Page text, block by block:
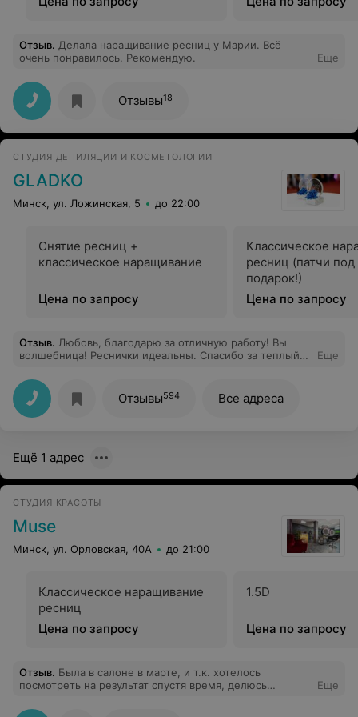
Отзыв. Делала наращивание ресниц у Марии. Всё
очень понравилось. Рекомендую.
Еще
Отзывы18
СТУДИЯ ДЕПИЛЯЦИИ И КОСМЕТОЛОГИИ
GLADKO
Минск, ул. Ложинская, 5 до 22:00
Снятие ресниц +
классическое наращивание
Цена по запросу
Классическое
ресниц (патчи под
подарок!)
Цена по запросу
Отзыв. Любовь, благодарю за отличную работу! Вы
волшебница! Реснички идеальны. Спасибо за теплый
нетерпением следующей встречи
Еще
Отзывы594 Все адреса
Ещё 1 адрес
СТУДИЯ КРАСОТЫ
Muse
Минск, ул. Орловская, 40А до 21:00
Классическое наращивание
ресниц
Цена по запросу
1.5D
Цена по запросу
Отзыв. Была в салоне в марте, и т.к. хотелось
посмотреть на результат спустя время, делюсь
студия и душевная атмосфера в ней. Все сотрудники
Еще